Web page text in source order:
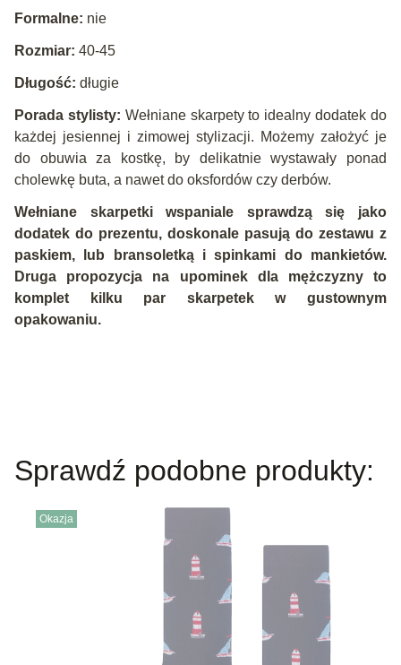
Formalne: nie
Rozmiar: 40-45
Długość: długie
Porada stylisty: Wełniane skarpety to idealny dodatek do
każdej jesiennej i zimowej stylizacji. Możemy założyć je
do obuwia za kostkę, by delikatnie wystawały ponad
cholewkę buta, a nawet do oksfordów czy derbów.
Wełniane skarpetki wspaniale sprawdzą się jako
dodatek do prezentu, doskonale pasują do zestawu z
paskiem, lub bransoletką i spinkami do mankietów.
Druga propozycja na upominek dla mężczyzny to
komplet kilku par skarpetek w gustownym
opakowaniu.
Sprawdź podobne produkty:
Okazja